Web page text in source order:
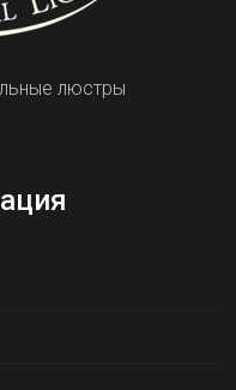
люстры